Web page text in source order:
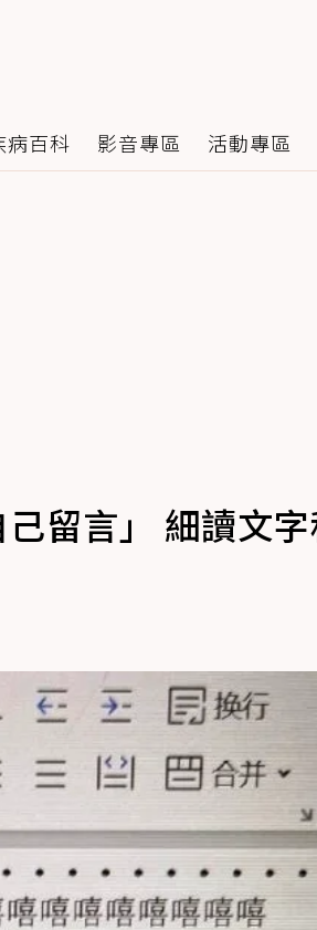
病百科 影音專區 活動專區
留言」 細讀文字